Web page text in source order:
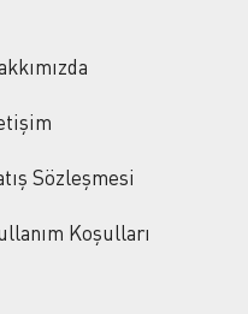
Sözleşmesi
Koşulları